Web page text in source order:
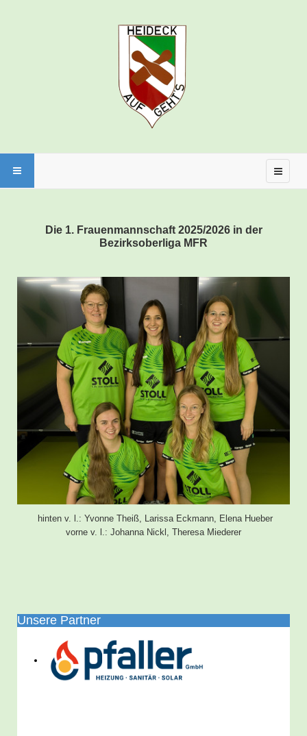
Die 1. Frauenmannschaft 2025/2026 in der
Bezirksoberliga MFR
hinten v. l.: Yvonne Theiß, Larissa Eckmann, Elena Hueber
vorne v. l.: Johanna Nickl, Theresa Miederer
Unsere Partner